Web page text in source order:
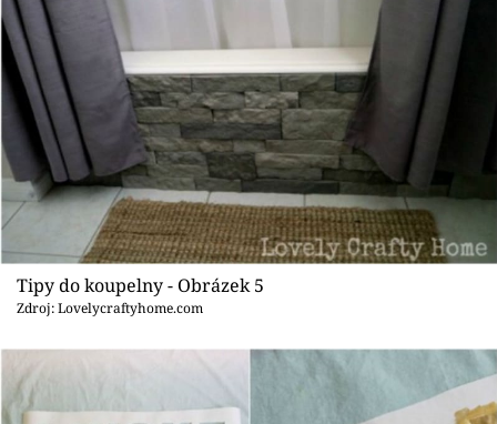
Tipy do koupelny - Obrázek 5
Zdroj: Lovelycraftyhome.com